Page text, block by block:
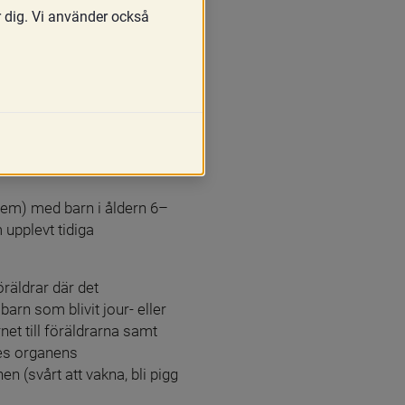
med barn i åldern 6–
upplevt tidiga
där det
som blivit jour- eller
till föräldrarna samt
organens
(svårt att vakna, bli pigg
Vi använder också